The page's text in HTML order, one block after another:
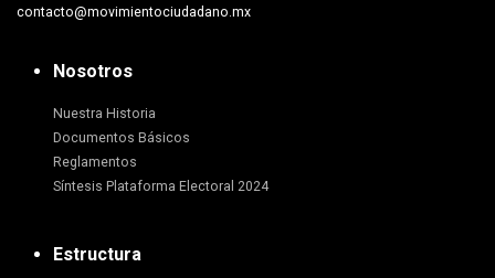
contacto@movimientociudadano.mx
Nosotros
Nuestra Historia
Documentos Básicos
Reglamentos
Síntesis Plataforma Electoral 2024
Estructura